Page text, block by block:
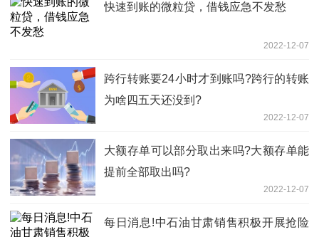
快速到账的微粒贷，借钱应急不发愁
2022-12-07
跨行转账要24小时才到账吗?跨行的转账
为啥四五天还没到?
2022-12-07
大额存单可以部分取出来吗?大额存单能
提前全部取出吗?
2022-12-07
每日消息!中石油甘肃销售积极开展抢险